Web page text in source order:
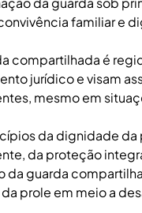
familiar e
compartilhada é
jurídico e visam
mesmo em
da dignidade da
da proteção
da guarda
prole em meio a